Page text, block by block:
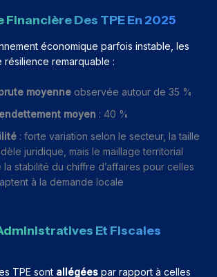
Des TPE En 2025
économique parfois instable, les
résilience remarquable :
moyenne observée autour de 35 %
moyen : 40 %
: forte variation selon le secteur, la taille
juridique, mais le maillage territorial
la stabilité du chiffre d’affaires pour celles
à la demande locale
Et Fiscales
TPE sont allégées par rapport à celles